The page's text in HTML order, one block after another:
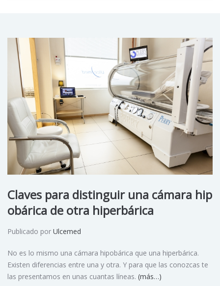
Claves para distinguir una cámara hip
obárica de otra hiperbárica
Publicado por Ulcemed
No es lo mismo una cámara hipobárica que una hiperbárica.
Existen diferencias entre una y otra. Y para que las conozcas te
las presentamos en unas cuantas líneas. (más…)